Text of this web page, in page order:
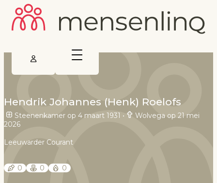
Hendrik Johannes (Henk) Roelofs
Steenenkamer op 4 maart 1931 •
Wolvega op 21 mei
2026
Leeuwarder Courant
0 0 0